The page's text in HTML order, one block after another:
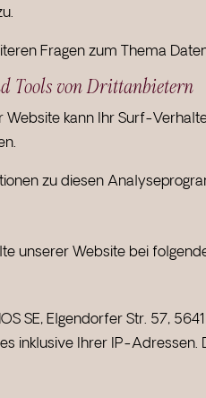
Fragen zum Thema
Tools von Dritt­anbietern
Website kann Ihr Surf-
zu diesen
unserer Website bei
SE, Elgendorfer Str. 57,
inklusive Ihrer IP-Adressen.